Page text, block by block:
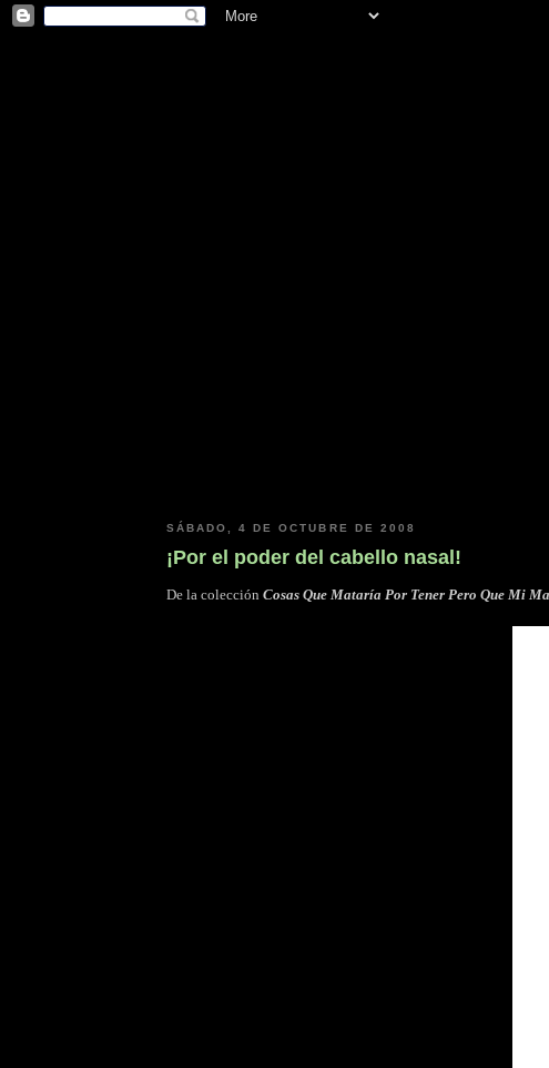
SÁBADO, 4 DE OCTUBRE DE 2008
¡Por el poder del cabello nasal!
De la colección Cosas Que Mataría Por Tener Pero Que Mi